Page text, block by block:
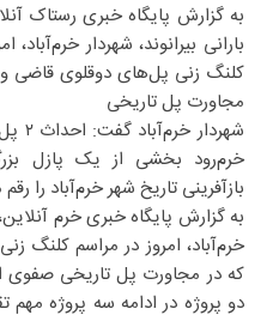
به گزارش پایگاه خبری رستاک
بارانی بیرانوند، شهردار خرم‌آباد،
کلنگ زنی پل‌های دوقلوی قاضی و
مجاورت پل تاریخی
خرم‌رود بخشی از یک پازل
بازآفرینی تاریخ شهر خرم‌آباد را
به گزارش پایگاه خبری خرم
خرم‌آباد، امروز در مراسم کلنگ
که در مجاورت پل تاریخی صفوی
دو پروژه در ادامه سه پروژه